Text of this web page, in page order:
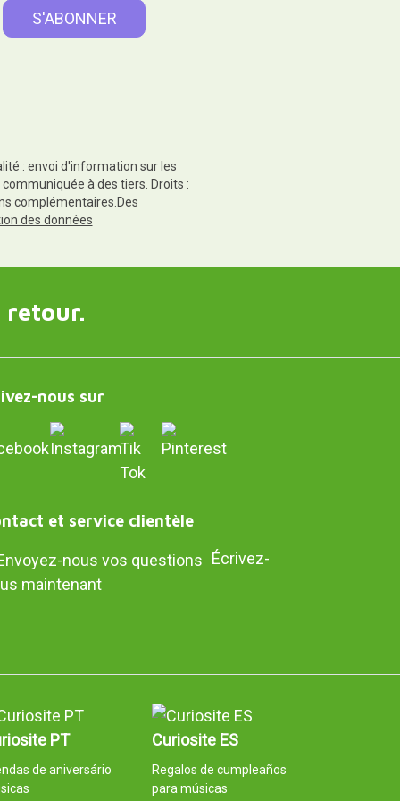
: envoi d'information sur les
à des tiers. Droits :
complémentaires.Des
des données
retour.
nous sur
et service clientèle
Écrivez-
maintenant
PT
de aniversário
Curiosite ES
Regalos de cumpleaños
para músicas